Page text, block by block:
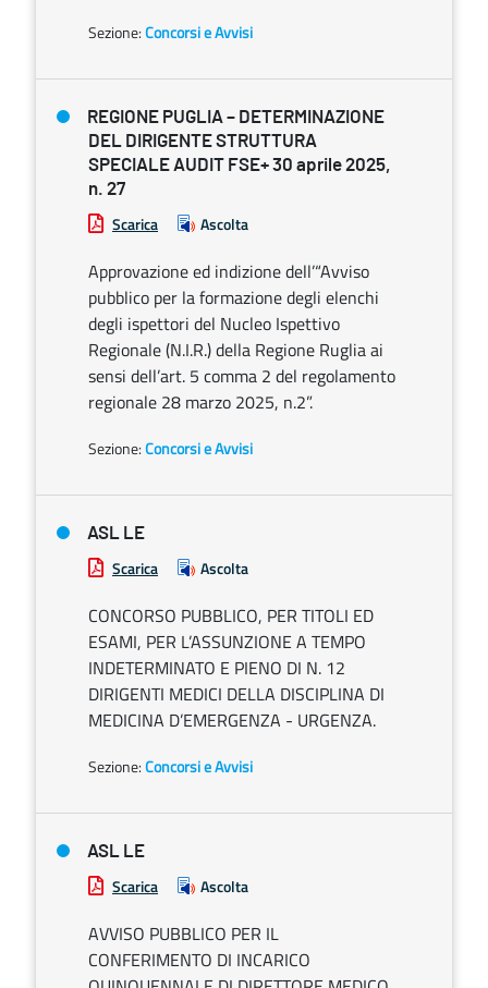
Sezione:Concorsi e Avvisi
REGIONE PUGLIA – DETERMINAZIONE
DEL DIRIGENTE STRUTTURA
SPECIALE AUDIT FSE+ 30 aprile 2025,
n. 27
Scarica Ascolta
Approvazione ed indizione dell’“Avviso
pubblico per la formazione degli elenchi
degli ispettori del Nucleo Ispettivo
Regionale (N.I.R.) della Regione Ruglia ai
sensi dell’art. 5 comma 2 del regolamento
regionale 28 marzo 2025, n.2”.
Sezione:Concorsi e Avvisi
ASL LE
Scarica Ascolta
CONCORSO PUBBLICO, PER TITOLI ED
ESAMI, PER L’ASSUNZIONE A TEMPO
INDETERMINATO E PIENO DI N. 12
DIRIGENTI MEDICI DELLA DISCIPLINA DI
MEDICINA D’EMERGENZA - URGENZA.
Sezione:Concorsi e Avvisi
ASL LE
Scarica Ascolta
AVVISO PUBBLICO PER IL
CONFERIMENTO DI INCARICO